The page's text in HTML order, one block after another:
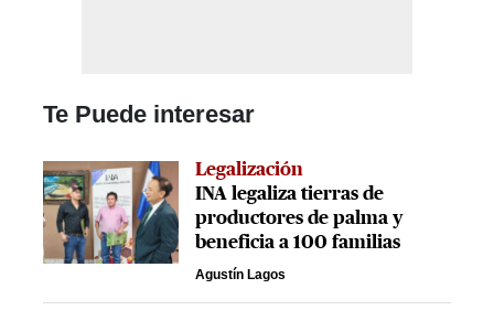
Te Puede interesar
Legalización
INA legaliza tierras de
productores de palma y
beneficia a 100 familias
Agustín Lagos